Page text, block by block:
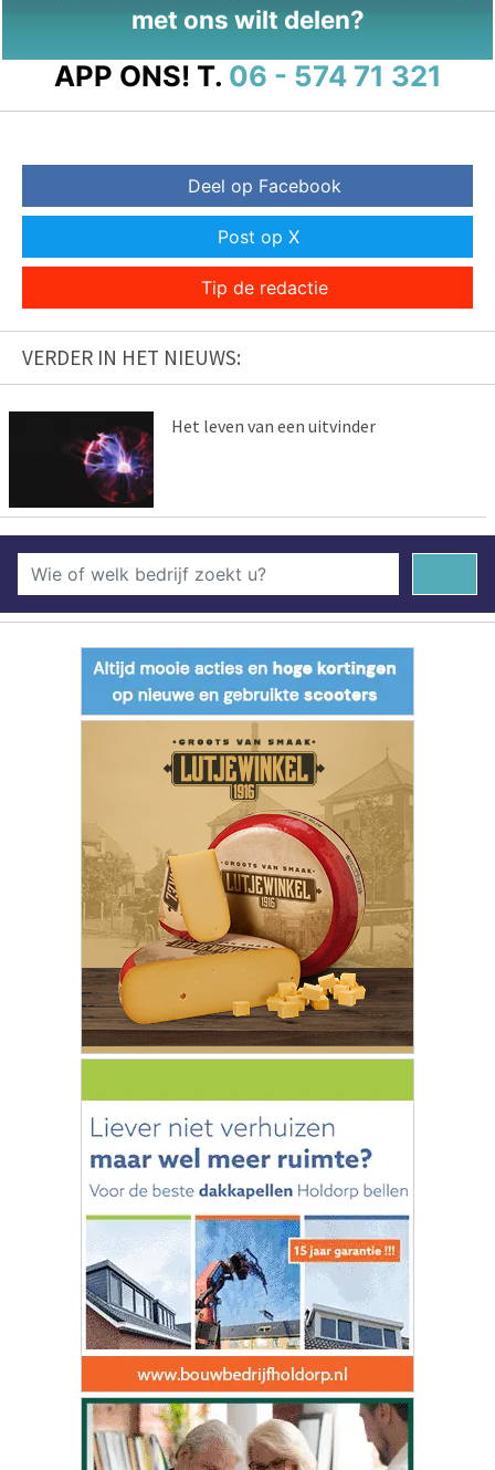
met ons wilt delen?
APP ONS! T. 06 - 574 71 321
Deel op Facebook
Post op X
Tip de redactie
VERDER IN HET NIEUWS:
Het leven van een uitvinder